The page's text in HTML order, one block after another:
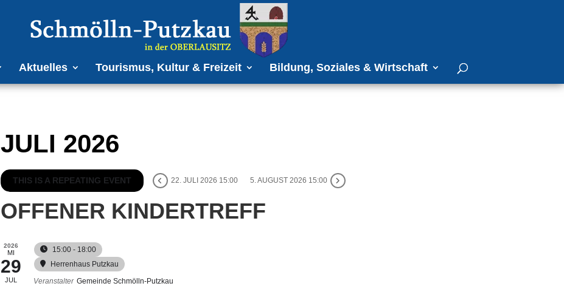
Aktuelles Tourismus, Kultur & Freizeit Bildung, Soziales & Wirtschaft
JULI 2026
THIS IS A REPEATING EVENT 22. JULI 2026 15:00 5. AUGUST 2026 15:00
OFFENER KINDERTREFF
2026
MI
29
JUL
15:00 - 18:00
Herrenhaus Putzkau
Veranstalter Gemeinde Schmölln-Putzkau